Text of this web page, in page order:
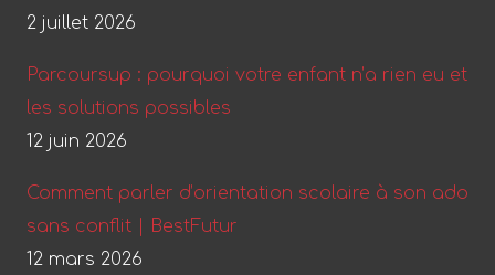
2 juillet 2026
Parcoursup : pourquoi votre enfant n’a rien eu et
les solutions possibles
12 juin 2026
Comment parler d’orientation scolaire à son ado
sans conflit | BestFutur
12 mars 2026